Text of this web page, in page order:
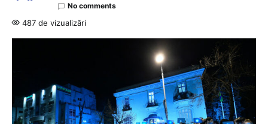
No comments
487 de vizualizări